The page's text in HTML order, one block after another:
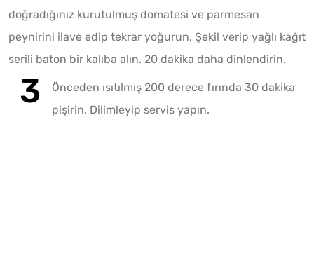
doğradığınız kurutulmuş domatesi ve parmesan
peynirini ilave edip tekrar yoğurun. Şekil verip yağlı kağıt
serili baton bir kalıba alın. 20 dakika daha dinlendirin.
Önceden ısıtılmış 200 derece fırında 30 dakika
pişirin. Dilimleyip servis yapın.